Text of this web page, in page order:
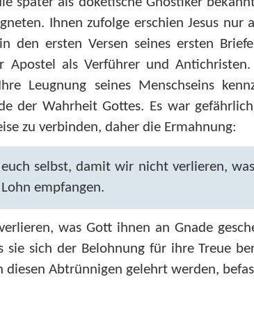
Ihnen zufolge erschien Jesus nur
den ersten Versen seines ersten
Apostel als Verführer und
Leugnung seines Menschseins
der Wahrheit Gottes. Es war
zu verbinden, daher die Ermahnung:
selbst, damit wir nicht verlieren,
empfangen.
was Gott ihnen an Gnade
sie sich der Belohnung für ihre Treue
Abtrünnigen gelehrt werden,